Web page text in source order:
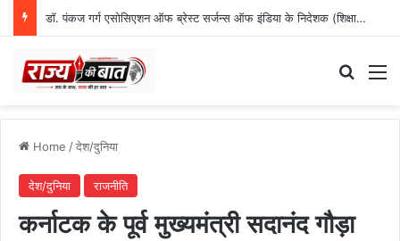
डॉ. पंकज गर्ग एसोसिएशन ऑफ ब्रेस्ट सर्जन्स ऑफ इंडिया के निदेशक (शिक्षा), उत्तर क्षेत्र निर्वाचित
Home /देश/दुनिया
देश/दुनिया राजनीति
कर्नाटक के पूर्व मुख्यमंत्री सदानंद गौड़ा